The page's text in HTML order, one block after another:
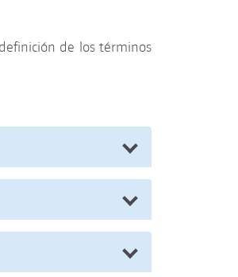
de los términos